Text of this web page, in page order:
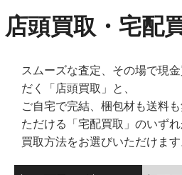
店頭買取・宅配
スムーズな査定、その場で現
だく「店頭買取」と、
ご自宅で完結、梱包材も送料
ただける「宅配買取」のいず
買取方法をお選びいただけます